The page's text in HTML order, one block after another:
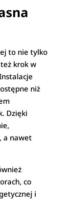
to nie tylko
krok w
niż
Dzięki
a nawet
co
i